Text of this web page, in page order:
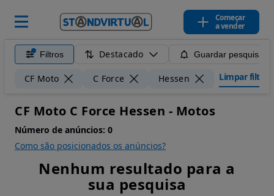
Começar
a vender
Filtros Destacado Guardar pesquisa
CF Moto C Force Hessen Limpar filtros
CF Moto C Force Hessen - Motos
Número de anúncios: 0
Como são posicionados os anúncios?
Nenhum resultado para a
sua pesquisa